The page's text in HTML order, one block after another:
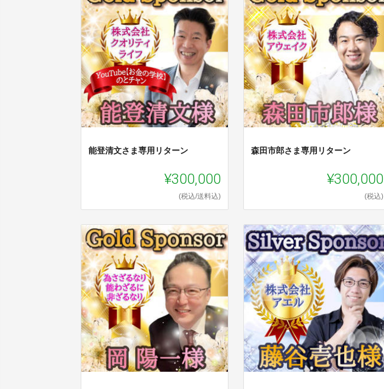
能登清文さま専用リターン
¥300,000
(税込/送料込)
森田市郎さま専用リターン
¥300,000
(税込)